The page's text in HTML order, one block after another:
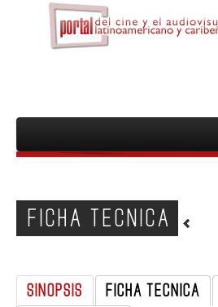
INICIO
PELICULAS
DOCUMENTALES
FICHA TECNICA
SINOPSIS FICHA TECNICA